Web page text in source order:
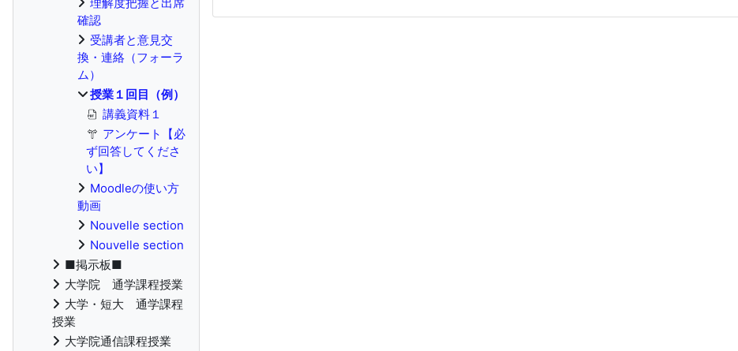
確認
受講者と意見交
換・連絡（フォーラ
ム）
授業１回目（例）
講義資料１
アンケート【必
ず回答してくださ
い】
Moodleの使い方
動画
Nouvelle section
Nouvelle section
■掲示板■
大学院 通学課程授業
大学・短大 通学課程
授業
大学院通信課程授業